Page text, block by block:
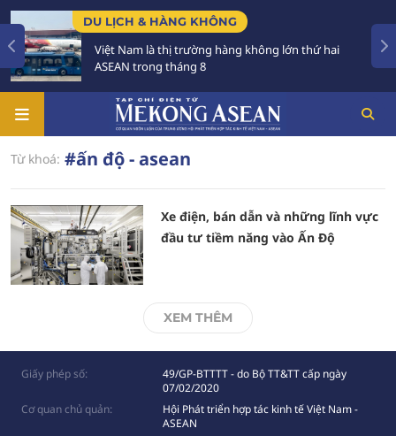
DU LỊCH & HÀNG KHÔNG
Việt Nam là thị trường hàng không lớn thứ hai
ASEAN trong tháng 8
Từ khoá: #ấn độ - asean
Xe điện, bán dẫn và những lĩnh vực
đầu tư tiềm năng vào Ấn Độ
XEM THÊM
Giấy phép số:
49/GP-BTTTT - do Bộ TT&TT cấp ngày
07/02/2020
Cơ quan chủ quản:
Hội Phát triển hợp tác kinh tế Việt Nam -
ASEAN